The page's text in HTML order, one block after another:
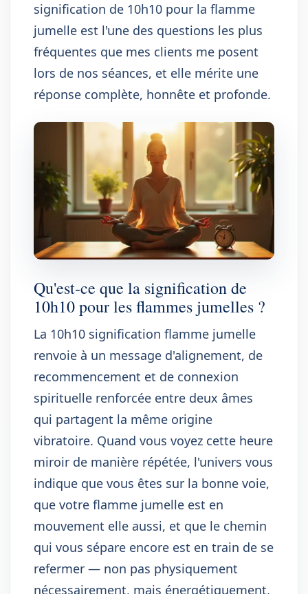
signification de 10h10 pour la flamme
jumelle est l'une des questions les plus
fréquentes que mes clients me posent
lors de nos séances, et elle mérite une
réponse complète, honnête et profonde.
Qu'est-ce que la signification de
10h10 pour les flammes jumelles ?
La 10h10 signification flamme jumelle
renvoie à un message d'alignement, de
recommencement et de connexion
spirituelle renforcée entre deux âmes
qui partagent la même origine
vibratoire. Quand vous voyez cette heure
miroir de manière répétée, l'univers vous
indique que vous êtes sur la bonne voie,
que votre flamme jumelle est en
mouvement elle aussi, et que le chemin
qui vous sépare encore est en train de se
refermer — non pas physiquement
nécessairement, mais énergétiquement,